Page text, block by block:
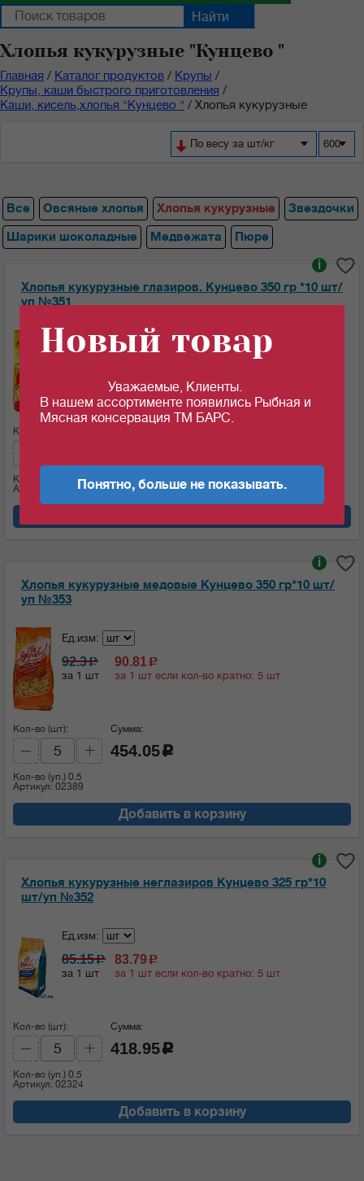
Хлопья кукурузные "Кунцево "
Главная / Каталог продуктов / Крупы /
Крупы, каши быстрого приготовления /
Каши, кисель,хлопья "Кунцево " / Хлопья кукурузные
600
По весу за шт/кг
Все Овсяные хлопья Хлопья кукурузные
Звездочки
Шарики шоколадные
Медвежата Пюре
Хлопья кукурузные глазиров. Кунцево 350 гр *10 шт/
уп №351
i
Ед.изм:
Кол-во (шт):
Кол-во (уп.)
0.5
Артикул: 02329
Хлопья кукурузные медовые Кунцево 350 гр*10 шт/
уп №353
i
Ед.изм:
92.3c
за 1 шт
90.81c
за 1 шт если кол-во кратно: 5 шт
Кол-во (шт):
Кол-во (уп.) 0.5
Артикул: 02389
Сумма:
454.05 c
Добавить в корзину
Хлопья кукурузные неглазиров Кунцево 325 гр*10
шт/уп №352
i
Ед.изм:
85.15c
за 1 шт
83.79c
за 1 шт если кол-во кратно: 5 шт
Кол-во (шт):
Кол-во (уп.) 0.5
Артикул: 02324
Сумма:
418.95 c
Добавить в корзину
Новый товар
Уважаемые, Клиенты.
В нашем ассортименте появились Рыбная и
Мясная консервация ТМ БАРС.
Понятно, больше не показывать.